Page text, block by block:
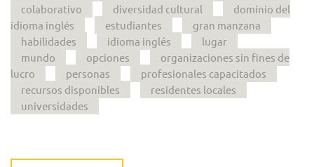
colaborativo
diversidad cultural
dominio del
idioma inglés
estudiantes
gran manzana
habilidades
idioma inglés
lugar
mundo
opciones
organizaciones sin fines de
lucro
personas
profesionales capacitados
recursos disponibles
residentes locales
universidades